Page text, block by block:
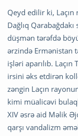
Qeyd edilir ki,
Dağlıq
düşmən tərəfdə
ərzində Ermənistan
işləri aparılıb.
irsini əks etdirən
zəngin Laçın
kimi müalicəvi
XIV əsrə aid Məlik
qarşı vandalizm